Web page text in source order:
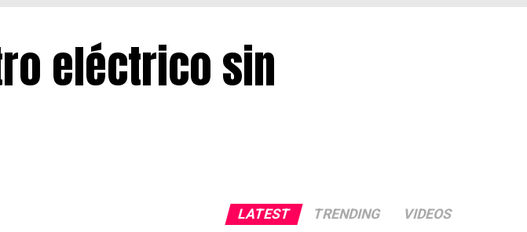
eléctrico sin
LATEST TRENDING VIDEOS